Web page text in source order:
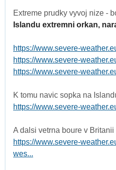
Extreme prudky vyvoj nize -
Islandu extremni orkan,
https://www.severe-
https://www.severe-
https://www.severe-
K tomu navic sopka na
https://www.severe-
A dalsi vetrna boure v Britanii
https://www.severe-
wes...